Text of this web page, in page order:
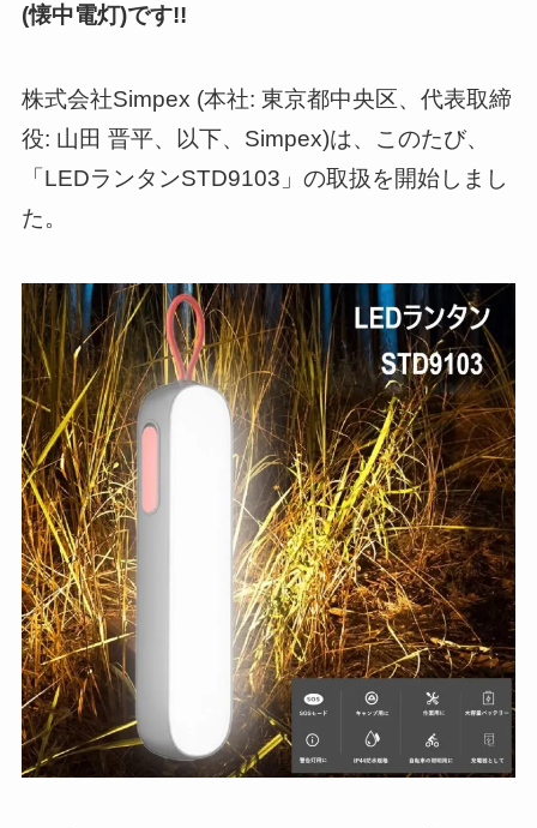
(懐中電灯)です!!
株式会社Simpex (本社: 東京都中央区、代表取締
役: 山田 晋平、以下、Simpex)は、このたび、
「LEDランタンSTD9103」の取扱を開始しまし
た。